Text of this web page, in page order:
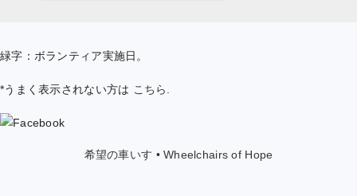
緑字：ボランティア実施日。
*うまく表示されない方は こちら
希望の車いす • Wheelchairs of Hope